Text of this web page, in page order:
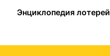
Энциклопедия лотерей